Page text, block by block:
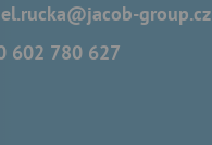
group.cz
602 780 627